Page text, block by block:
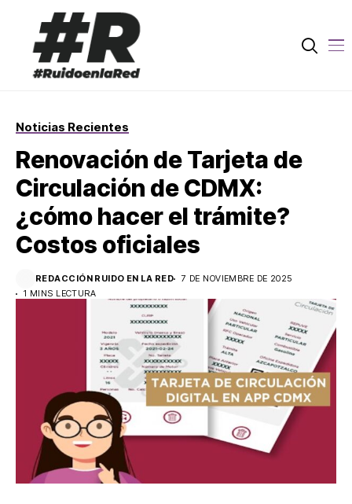
Noticias Recientes
Renovación de Tarjeta de
Circulación de CDMX:
¿cómo hacer el trámite?
Costos oficiales
REDACCIÓN RUIDO EN LA RED
7 DE NOVIEMBRE DE 2025
1 MINS LECTURA